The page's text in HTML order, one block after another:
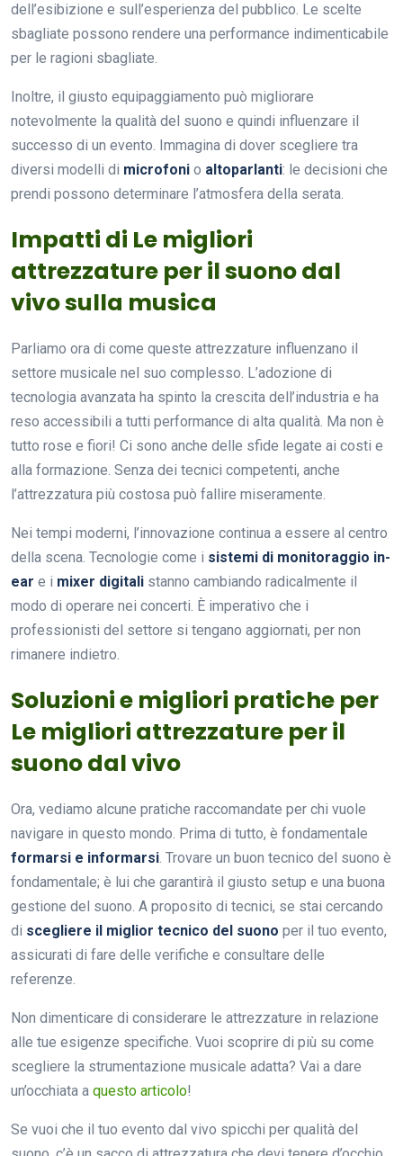
dell’esibizione e sull’esperienza del pubblico. Le scelte
sbagliate possono rendere una performance indimenticabile
per le ragioni sbagliate.
Inoltre, il giusto equipaggiamento può migliorare
notevolmente la qualità del suono e quindi influenzare il
successo di un evento. Immagina di dover scegliere tra
diversi modelli di microfoni o altoparlanti: le decisioni che
prendi possono determinare l’atmosfera della serata.
Impatti di Le migliori
attrezzature per il suono dal
vivo sulla musica
Parliamo ora di come queste attrezzature influenzano il
settore musicale nel suo complesso. L’adozione di
tecnologia avanzata ha spinto la crescita dell’industria e ha
reso accessibili a tutti performance di alta qualità. Ma non è
tutto rose e fiori! Ci sono anche delle sfide legate ai costi e
alla formazione. Senza dei tecnici competenti, anche
l’attrezzatura più costosa può fallire miseramente.
Nei tempi moderni, l’innovazione continua a essere al centro
della scena. Tecnologie come i sistemi di monitoraggio in-
ear e i mixer digitali stanno cambiando radicalmente il
modo di operare nei concerti. È imperativo che i
professionisti del settore si tengano aggiornati, per non
rimanere indietro.
Soluzioni e migliori pratiche per
Le migliori attrezzature per il
suono dal vivo
Ora, vediamo alcune pratiche raccomandate per chi vuole
navigare in questo mondo. Prima di tutto, è fondamentale
formarsi e informarsi. Trovare un buon tecnico del suono è
fondamentale; è lui che garantirà il giusto setup e una buona
gestione del suono. A proposito di tecnici, se stai cercando
di scegliere il miglior tecnico del suono per il tuo evento,
assicurati di fare delle verifiche e consultare delle
referenze.
Non dimenticare di considerare le attrezzature in relazione
alle tue esigenze specifiche. Vuoi scoprire di più su come
scegliere la strumentazione musicale adatta? Vai a dare
un’occhiata a questo articolo!
Se vuoi che il tuo evento dal vivo spicchi per qualità del